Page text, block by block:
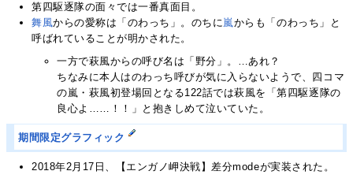
第四駆逐隊の面々では一番真面目。
舞風からの愛称は「のわっち」。のちに嵐からも「のわっち」と
呼ばれていることが明かされた。
一方で萩風からの呼び名は「野分」。…あれ？
ちなみに本人はのわっち呼びが気に入らないようで、四コマ
の嵐・萩風初登場回となる122話では萩風を「第四駆逐隊の
良心よ……！！」と抱きしめて泣いていた。
期間限定グラフィック
2018年2月17日、【エンガノ岬決戦】差分modeが実装された。